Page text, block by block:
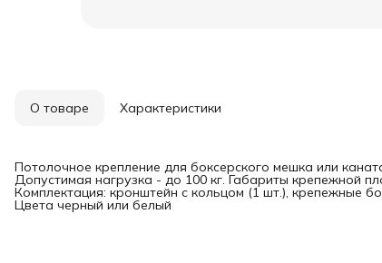
О товаре Характеристики
Потолочное крепление для боксерского мешка или
Допустимая нагрузка - до 100 кг. Габариты крепежной
Комплектация: кронштейн с кольцом (1 шт.), крепежные
Цвета черный или белый